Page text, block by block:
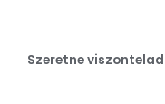
Szeretne